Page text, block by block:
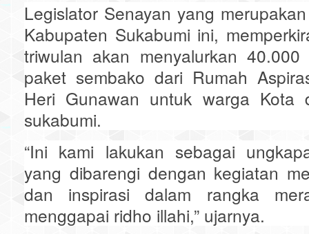
Legislator Senayan yang
Kabupaten Sukabumi ini,
triwulan akan menyalurkan
paket sembako dari Rumah
Heri Gunawan untuk warga Kota
sukabumi.
“Ini kami lakukan sebagai
yang dibarengi dengan kegiatan
dan inspirasi dalam rangka
menggapai ridho illahi,” ujarnya.